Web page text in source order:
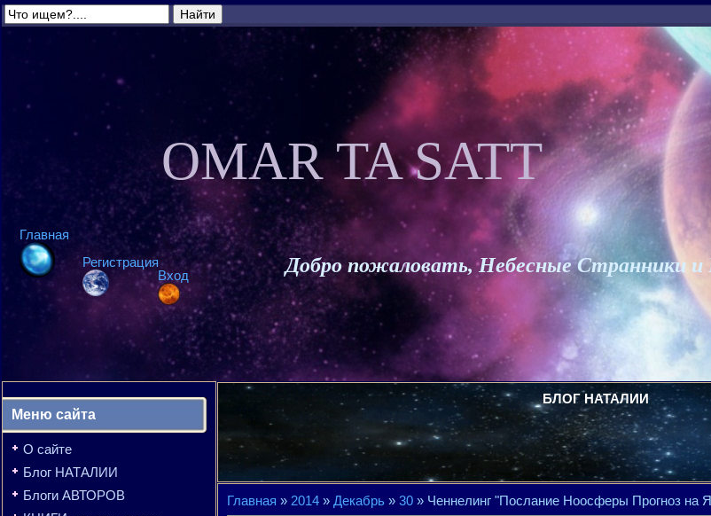
Главная
Регистрация
Вход
OMAR TA SATT
Добро пожаловать, Небесные Странники
Меню сайта
О сайте
Блог НАТАЛИИ
Блоги АВТОРОВ
БЛОГ НАТАЛИИ
Главная » 2014 » Декабрь » 30 » Ченнелинг "Послание Ноосферы Прогноз на